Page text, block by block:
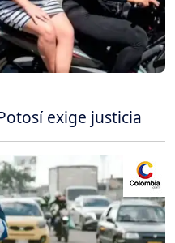
exige justicia